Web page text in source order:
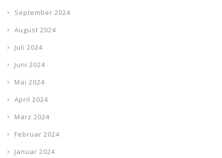
September 2024
August 2024
Juli 2024
Juni 2024
Mai 2024
April 2024
März 2024
Februar 2024
Januar 2024